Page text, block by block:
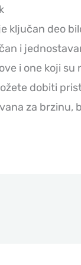
ključan deo
i
i one koji su
dobiti
za brzinu,